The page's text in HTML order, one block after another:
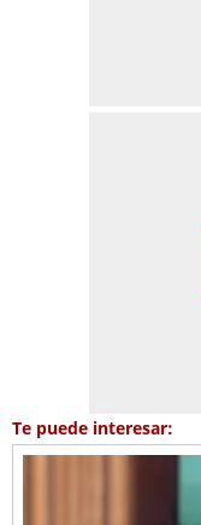
Te puede interesar: